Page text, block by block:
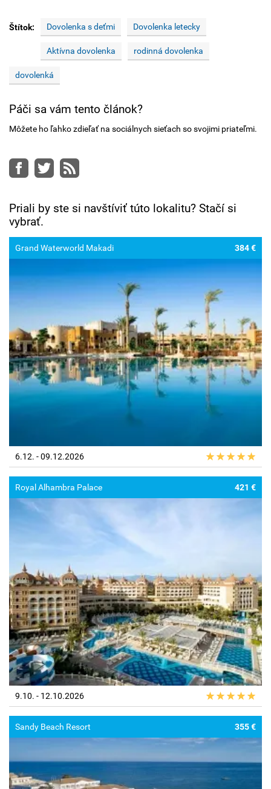
Štítok: Dovolenka s deťmi Dovolenka letecky
Aktívna dovolenka rodinná dovolenka
dovolenká
Páči sa vám tento článok?
Môžete ho ľahko zdieľať na sociálnych sieťach so svojimi priateľmi.
Facebook
Twitter
RSS
Priali by ste si navštíviť túto lokalitu? Stačí si
vybrať.
Grand Waterworld Makadi 384 €
6.12. - 09.12.2026
Royal Alhambra Palace 421 €
9.10. - 12.10.2026
Sandy Beach Resort 355 €